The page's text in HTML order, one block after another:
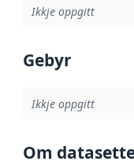
Ikkje oppgitt
Gebyr
Ikkje oppgitt
Om